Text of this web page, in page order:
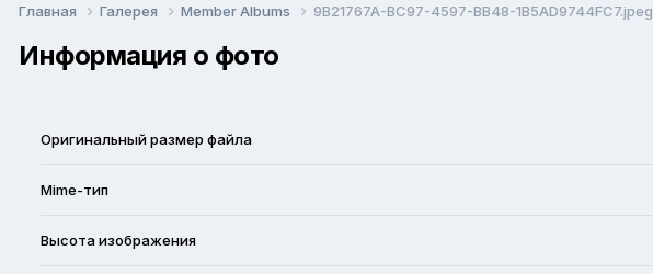
Главная Галерея Member Albums 9B21767A-BC97-4597-BB48-1B5AD9744FC7.jpeg
Информация о фото
Оригинальный размер файла
Mime-тип
Высота изображения